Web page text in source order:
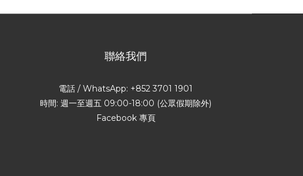
聯絡我們
電話 / WhatsApp: +852 3701 1901
時間: 週一至週五 09:00-18:00 (公眾假期除外)
Facebook 專頁